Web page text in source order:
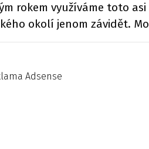
rokem využíváme toto
okolí jenom závidět.
Adsense